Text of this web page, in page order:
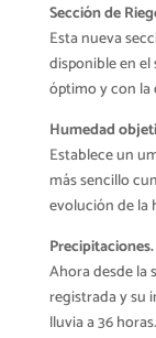
Sección de
Esta nueva
disponible en
óptimo y con la
Humedad
Establece un
más sencillo
evolución de la
Ahora desde la
registrada y su
lluvia a 36 horas.